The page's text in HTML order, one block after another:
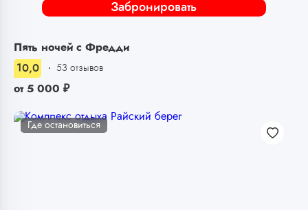
Забронировать
Пять ночей с Фредди
10,0
53 отзывов
от 5 000 ₽
Где остановиться